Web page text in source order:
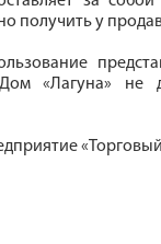
получить у
«Лагуна» не